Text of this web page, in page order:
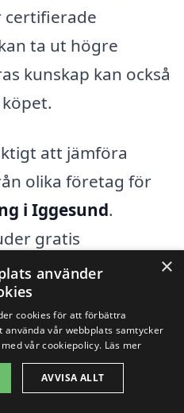
certifierade
ta ut högre
kunskap kan också
att jämföra
olika företag för
i Iggesund.
gratis
gör det enkelt
kostnaderna och
för dina behov.
överväga dina
som påverkar
×
använder
cookies för att förbättra
vår webbplats samtycker
vår cookiepolicy. Läs mer
AVVISA ALLT